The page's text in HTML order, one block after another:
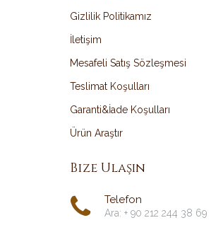
Gizlilik Politikamız
İletişim
Mesafeli Satış Sözleşmesi
Teslimat Koşulları
Garanti&İade Koşulları
Ürün Araştır
Bize Ulaşın
Telefon
Ara: + 90 212 244 38 69